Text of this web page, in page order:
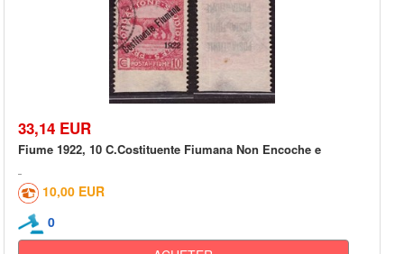
33,14 EUR
Fiume 1922, 10 C.Costituente Fiumana Non Encoche e
10,00 EUR
0